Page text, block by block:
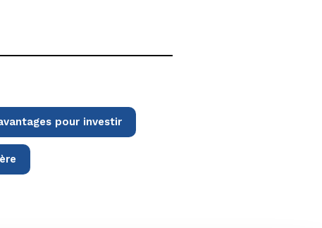
pour investir